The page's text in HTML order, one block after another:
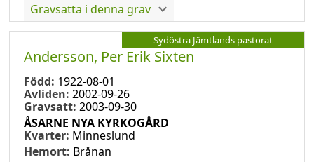
Gravsatta i denna grav
Sydöstra Jämtlands pastorat
Andersson, Per Erik Sixten
Född: 1922-08-01
Avliden: 2002-09-26
Gravsatt: 2003-09-30
ÅSARNE NYA KYRKOGÅRD
Kvarter: Minneslund
Hemort: Brånan